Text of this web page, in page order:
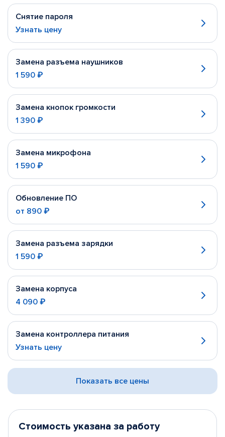
Снятие пароля
Узнать цену
Замена разъема наушников
1 590 ₽
Замена кнопок громкости
1 390 ₽
Замена микрофона
1 590 ₽
Обновление ПО
от 890 ₽
Замена разъема зарядки
1 590 ₽
Замена корпуса
4 090 ₽
Замена контроллера питания
Узнать цену
Показать все цены
Стоимость указана за работу